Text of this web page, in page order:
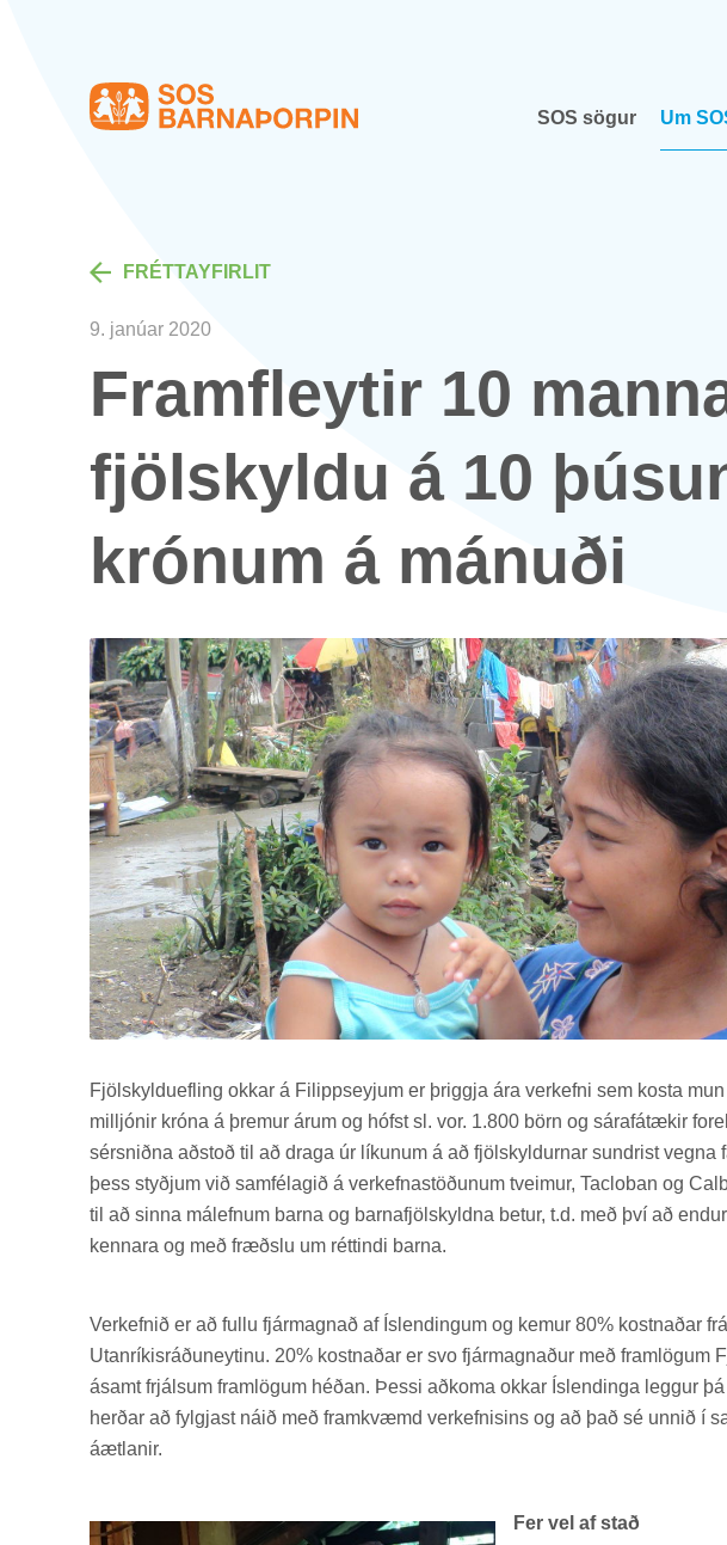
Heim SOS sög­ur Um
FRÉTTA­YF­IR­LIT
9. janú­ar 2020
Fram­fleyt­ir 10
fjöl­skyldu á 10
krón­um á mán­uði
Fjöl­skyldu­efl­ing okk­ar á Fil­ipps­eyj­um er þriggja ára verk­efni sem kosta
millj­ón­ir króna á þrem­ur árum og hófst sl. vor. 1.800 börn og sára­fá­tæk­ir
sér­sniðna að­stoð til að draga úr lík­un­um á að fjöl­skyld­urn­ar sundrist vegna
þess styðj­um við sam­fé­lag­ið á verk­efna­stöð­un­um tveim­ur, Taclob­an og
til að sinna mál­efn­um barna og barna­fjöl­skyldna bet­ur, t.d. með því að
kenn­ara og með fræðslu um rétt­indi barna.
Verk­efn­ið er að fullu fjár­magn­að af Ís­lend­ing­um og kem­ur 80% kostn­að­ar frá
Ut­an­rík­is­ráðu­neyt­inu. 20% kostn­að­ar er svo fjár­magn­að­ur með fram­lög­um
ásamt frjáls­um fram­lög­um héð­an. Þessi að­koma okk­ar Ís­lend­inga legg­ur
herð­ar að fylgj­ast náið með fram­kvæmd verk­efn­is­ins og að það sé unn­ið í
áætlan­ir.
Fer vel af stað